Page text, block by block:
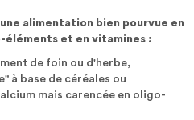
alimentation bien pourvue en
éléments et en vitamines :
de foin ou d'herbe,
à base de céréales ou
mais carencée en oligo-